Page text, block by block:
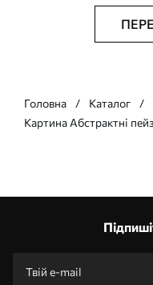
Головна Каталог
Картина Абстрактні